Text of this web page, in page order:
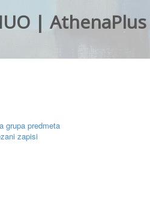
| AthenaPlus
grupa predmeta
zapisi